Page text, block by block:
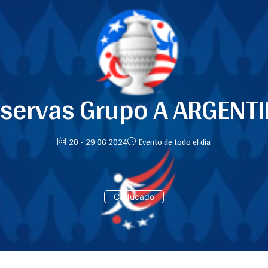
Grupo A
20 - 29 06 2024
Caducado
Evento de todo el día